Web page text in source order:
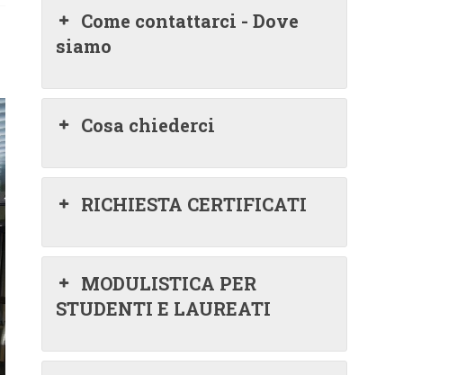
Come contattarci - Dove
siamo
Cosa chiederci
RICHIESTA CERTIFICATI
MODULISTICA PER
STUDENTI E LAUREATI